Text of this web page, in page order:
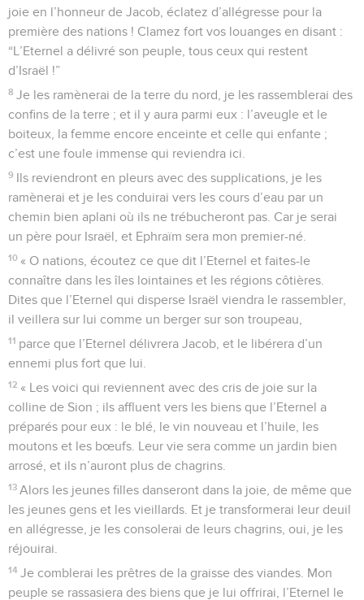
joie en l’honneur de Jacob, éclatez d’allégresse pour la
première des nations ! Clamez fort vos louanges en disant :
“L’Eternel a délivré son peuple, tous ceux qui restent
d’Israël !”
8 Je les ramènerai de la terre du nord, je les rassemblerai des
confins de la terre ; et il y aura parmi eux : l’aveugle et le
boiteux, la femme encore enceinte et celle qui enfante ;
c’est une foule immense qui reviendra ici.
9 Ils reviendront en pleurs avec des supplications, je les
ramènerai et je les conduirai vers les cours d’eau par un
chemin bien aplani où ils ne trébucheront pas. Car je serai
un père pour Israël, et Ephraïm sera mon premier-né.
10 « O nations, écoutez ce que dit l’Eternel et faites-le
connaître dans les îles lointaines et les régions côtières.
Dites que l’Eternel qui disperse Israël viendra le rassembler,
il veillera sur lui comme un berger sur son troupeau,
11 parce que l’Eternel délivrera Jacob, et le libérera d’un
ennemi plus fort que lui.
12 « Les voici qui reviennent avec des cris de joie sur la
colline de Sion ; ils affluent vers les biens que l’Eternel a
préparés pour eux : le blé, le vin nouveau et l’huile, les
moutons et les bœufs. Leur vie sera comme un jardin bien
arrosé, et ils n’auront plus de chagrins.
13 Alors les jeunes filles danseront dans la joie, de même que
les jeunes gens et les vieillards. Et je transformerai leur deuil
en allégresse, je les consolerai de leurs chagrins, oui, je les
réjouirai.
14 Je comblerai les prêtres de la graisse des viandes. Mon
peuple se rassasiera des biens que je lui offrirai, l’Eternel le